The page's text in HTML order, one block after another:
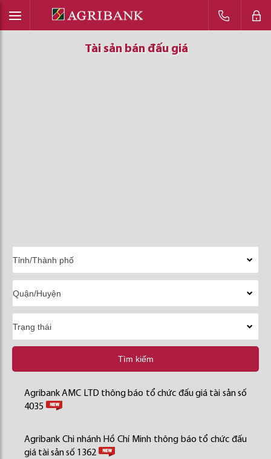
Tài sản bán đấu giá
Tài sản bán đấu giá
Tài sản bán đấu giá
Tìm kiếm
Agribank AMC LTD thông báo tổ chức đấu giá tài sản số
4035
Agribank Chi nhánh Hồ Chí Minh thông báo tổ chức đấu
giá tài sản số 1362